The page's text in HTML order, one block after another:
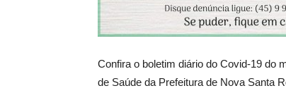
Confira o boletim diário do Covid-19 do
de Saúde da Prefeitura de Nova Santa